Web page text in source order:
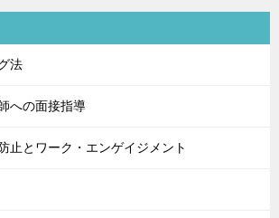
法
への面接指導
止とワーク・エンゲイジメント